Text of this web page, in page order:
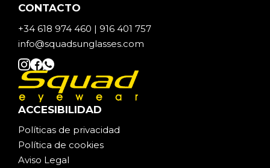
CONTACTO
+34 618 974 460 | 916 401 757
info@squadsunglasses.com
ACCESIBILIDAD
Políticas de privacidad
Política de cookies
Aviso Legal